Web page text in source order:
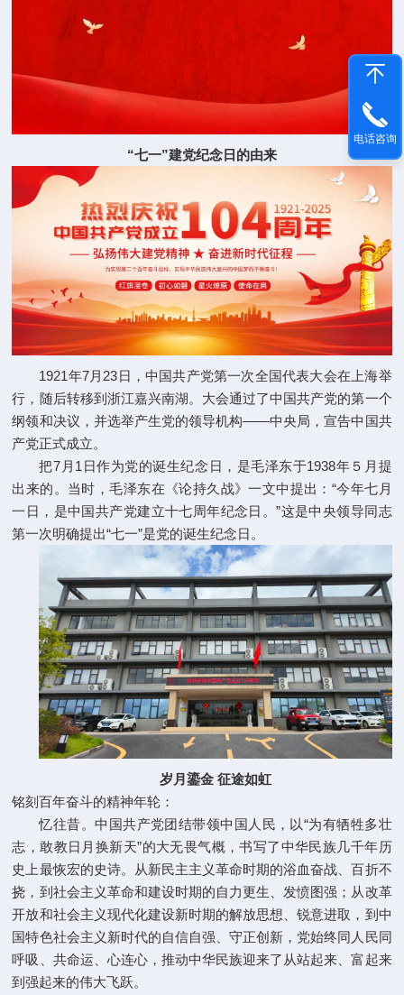
“七一”建党纪念日的由来
1921年7月23日，中国共产党第一次全国代表大会在上海举
行，随后转移到浙江嘉兴南湖。大会通过了中国共产党的第一个
纲领和决议，并选举产生党的领导机构——中央局，宣告中国共
产党正式成立。
把7月1日作为党的诞生纪念日，是毛泽东于1938年５月提
出来的。当时，毛泽东在《论持久战》一文中提出：“今年七月
一日，是中国共产党建立十七周年纪念日。”这是中央领导同志
第一次明确提出“七一”是党的诞生纪念日。
岁月鎏金 征途如虹
铭刻百年奋斗的精神年轮：
忆往昔。中国共产党团结带领中国人民，以“为有牺牲多壮
志，敢教日月换新天”的大无畏气概，书写了中华民族几千年历
史上最恢宏的史诗。从新民主主义革命时期的浴血奋战、百折不
挠，到社会主义革命和建设时期的自力更生、发愤图强；从改革
开放和社会主义现代化建设新时期的解放思想、锐意进取，到中
国特色社会主义新时代的自信自强、守正创新，党始终同人民同
呼吸、共命运、心连心，推动中华民族迎来了从站起来、富起来
到强起来的伟大飞跃。
电话咨询